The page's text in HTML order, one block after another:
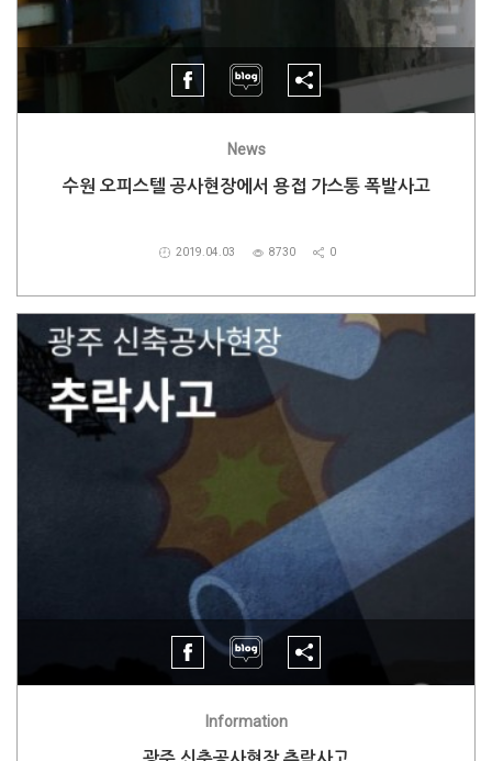
News
수원 오피스텔 공사현장에서 용접 가스통 폭발사고
2019.04.03 8730 0
Information